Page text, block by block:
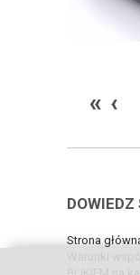
« ‹
DOWIEDZ
Strona